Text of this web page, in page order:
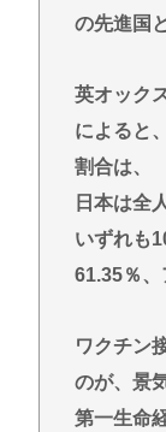
うつろな目
【衝撃】『
と酷評も再
【爆笑】秋
www
ラーメン二
て言ったじ
や！」👈こ
現在ヤフコ
思う？
の先進国
英オック
によると
割合は、
日本は全
いずれも
61.35％、
ワクチン
のが、景
第一生命